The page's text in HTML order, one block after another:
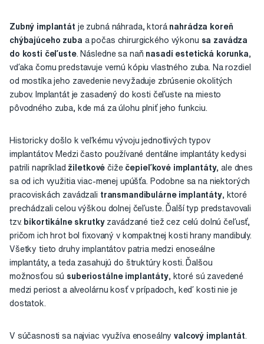
Zubný implantát je zubná náhrada, ktorá nahrádza koreň
chýbajúceho zuba a počas chirurgického výkonu sa zavádza
do kosti čeľuste. Následne sa naň nasadí estetická korunka
vďaka čomu predstavuje vernú kópiu vlastného zuba. Na rozdiel
od mostíka jeho zavedenie nevyžaduje zbrúsenie okolitých
zubov. Implantát je zasadený do kosti čeľuste na miesto
pôvodného zuba, kde má za úlohu plniť jeho funkciu.
Historicky došlo k veľkému vývoju jednotlivých typov
implantátov. Medzi často používané dentálne implantáty kedysi
patrili napríklad žiletkovéčiže čepieľkové implantáty, ale dnes
sa od ich využitia viac-menej upúšťa. Podobne sa na niektorých
pracoviskách zavádzali transmandibulárne implantáty, ktoré
prechádzali celou výškou dolnej čeľuste. Ďalší typ predstavovali
tzv. bikortikálne skrutky zavádzané tiež cez celú dolnú čeľusť,
pričom ich hrot bol fixovaný v kompaktnej kosti hrany mandibuly.
Všetky tieto druhy implantátov patria medzi enoseálne
implantáty, a teda zasahujú do štruktúry kosti. Ďalšou
možnosťou sú suberiostálne implantáty, ktoré sú zavedené
medzi periost a alveolárnu kosť v prípadoch, keď kosti nie je
dostatok.
V súčasnosti sa najviac využíva enoseálnyvalcový implantát